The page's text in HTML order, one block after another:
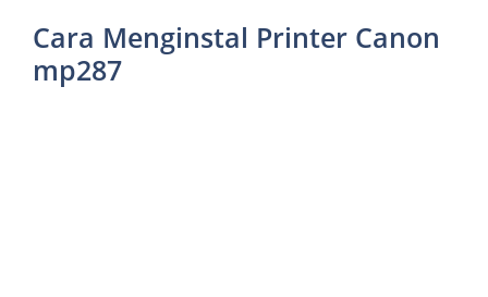
Cara Menginstal Printer Canon
mp287